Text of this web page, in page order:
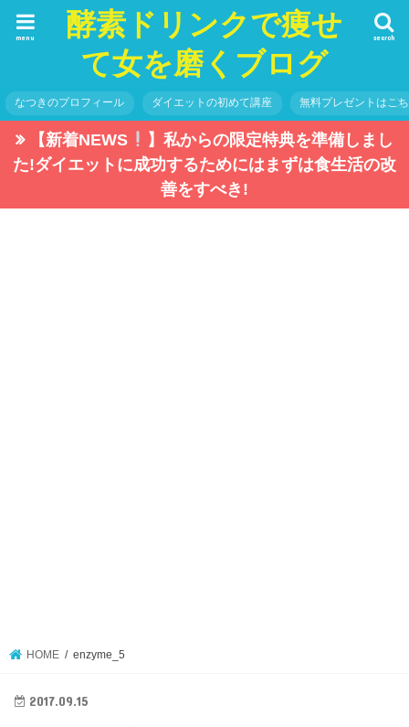
酵素ドリンクで痩せ
て女を磨くブログ
search
menu
なつきのプロフィール ダイエットの初めて講座 無料プレゼントはこ
【新着NEWS
】私からの限定特典を準備しまし
た!ダイエットに成功するためにはまずは食生活の改
善をすべき!
HOME enzyme_5
2017.09.15